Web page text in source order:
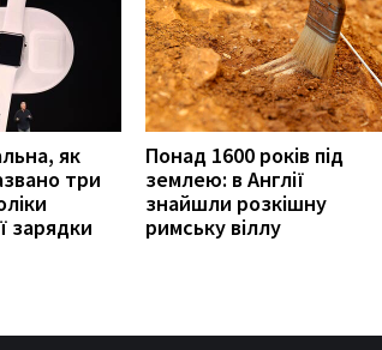
як
три
зарядки
Понад 1600 років під
землею: в Англії
знайшли розкішну
римську віллу